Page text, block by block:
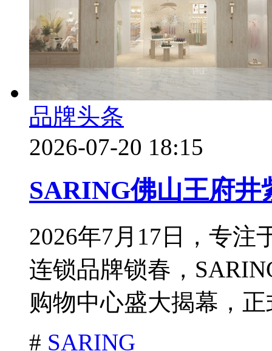
品牌头条
2026-07-20 18:15
SARING佛山王府井
2026年7月17日，专注
连锁品牌锁春，
购物中心盛大揭幕，
# SARING